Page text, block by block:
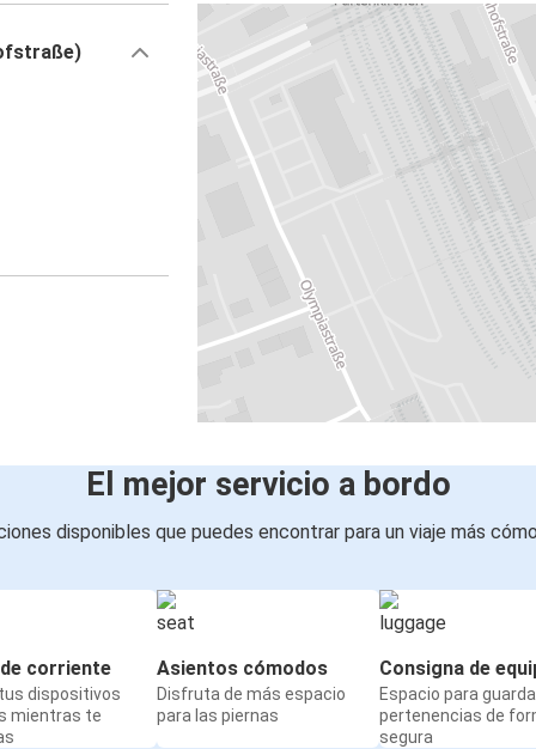
El mejor servicio a bordo
disponibles que puedes encontrar para un viaje más
corriente
dispositivos
mientras te
Asientos cómodos
Disfruta de más espacio
para las piernas
Consigna de
Espacio para
pertenencias de
segura